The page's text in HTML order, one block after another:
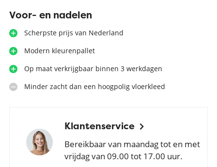
Voor- en nadelen
Scherpste prijs van Nederland
Modern kleurenpallet
Op maat verkrijgbaar binnen 3 werkdagen
Minder zacht dan een hoogpolig vloerkleed
Klantenservice
Bereikbaar van maandag tot en met
vrijdag van 09.00 tot 17.00 uur.